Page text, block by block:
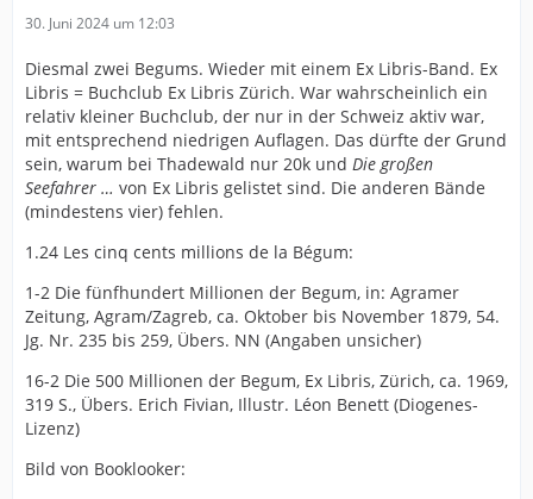
30. Juni 2024 um 12:03
Diesmal zwei Begums. Wieder mit einem Ex Libris-Band. Ex
Libris = Buchclub Ex Libris Zürich. War wahrscheinlich ein
relativ kleiner Buchclub, der nur in der Schweiz aktiv war,
mit entsprechend niedrigen Auflagen. Das dürfte der Grund
sein, warum bei Thadewald nur 20k und Die großen
Seefahrer … von Ex Libris gelistet sind. Die anderen Bände
(mindestens vier) fehlen.
1.24 Les cinq cents millions de la Bégum:
1-2 Die fünfhundert Millionen der Begum, in: Agramer
Zeitung, Agram/Zagreb, ca. Oktober bis November 1879, 54.
Jg. Nr. 235 bis 259, Übers. NN (Angaben unsicher)
16-2 Die 500 Millionen der Begum, Ex Libris, Zürich, ca. 1969,
319 S., Übers. Erich Fivian, Illustr. Léon Benett (Diogenes-
Lizenz)
Bild von Booklooker: